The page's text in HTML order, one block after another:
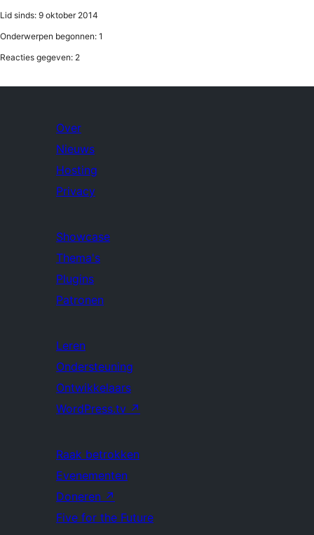
Lid sinds: 9 oktober 2014
Onderwerpen begonnen: 1
Reacties gegeven: 2
Over
Nieuws
Hosting
Privacy
Showcase
Thema's
Plugins
Patronen
Leren
Ondersteuning
Ontwikkelaars
WordPress.tv ↗
Raak betrokken
Evenementen
Doneren ↗
Five for the Future